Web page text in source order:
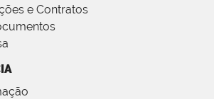
e Contratos